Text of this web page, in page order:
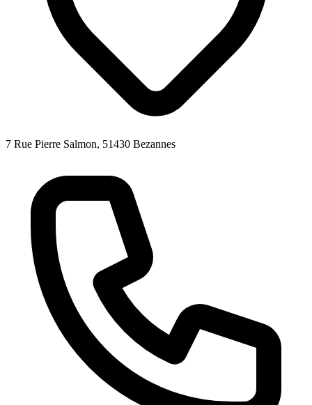
7 Rue Pierre Salmon, 51430 Bezannes